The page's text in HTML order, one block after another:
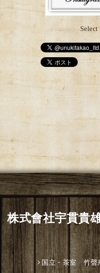
Select
株式會社宇貫
国立・茶室 竹聲